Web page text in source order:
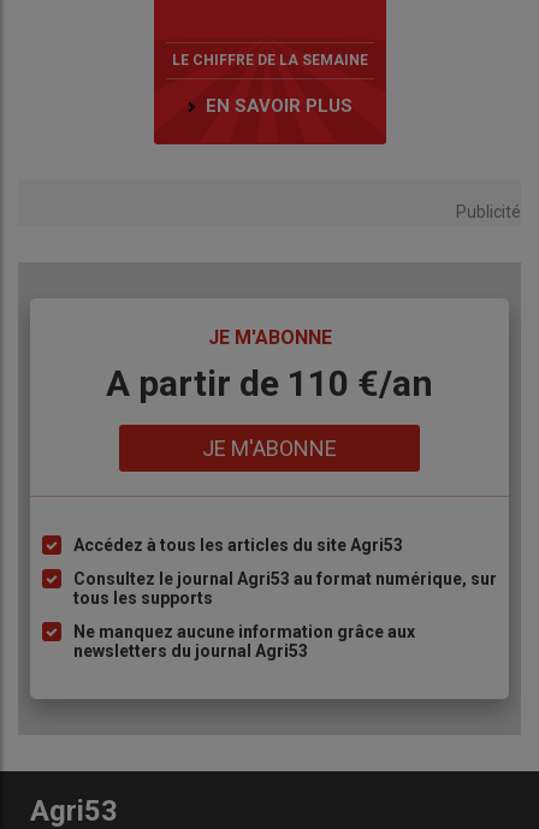
LE CHIFFRE DE LA SEMAINE
EN SAVOIR PLUS
Publicité
JE M'ABONNE
BodyA partir de 110 €/an
JE M'ABONNE
Liste
à
puce
Accédez à tous les articles du site Agri53
Consultez le journal Agri53 au format numérique, sur
tous les supports
Ne manquez aucune information grâce aux
newsletters du journal Agri53
Agri53